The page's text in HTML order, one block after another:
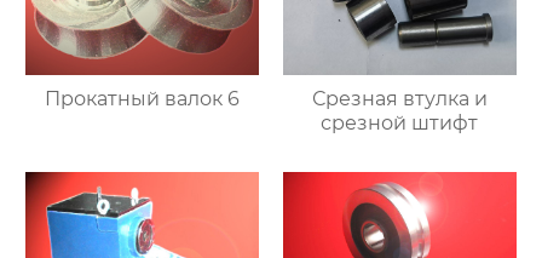
Прокатный валок 6
Срезная втулка и
срезной штифт